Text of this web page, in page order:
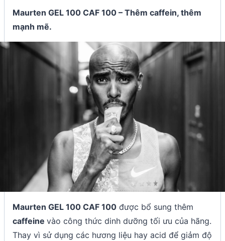
Maurten GEL 100 CAF 100 – Thêm caffein, thêm
mạnh mẽ.
Maurten GEL 100 CAF 100 được bổ sung thêm
caffeine vào công thức dinh dưỡng tối ưu của hãng.
Thay vì sử dụng các hương liệu hay acid để giảm độ